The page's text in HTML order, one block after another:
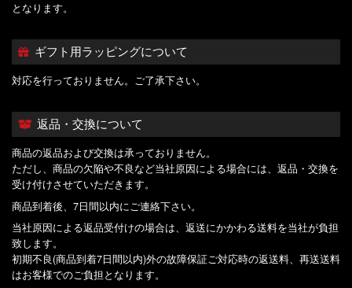
となります。
ギフト用ラッピングについて
対応を行っておりません。ご了承下さい。
返品・交換について
商品の返品および交換は承っておりません。
ただし、商品の欠陥や不良など当社原因による場合には、返品・交換を
受け付けさせていただきます。
商品到着後、7日間以内にご連絡下さい。
当社原因による返品受付けの場合は、返送にかかわる送料を当社が負担
致します。
初期不良(商品到着7日間以内)外の故障保証ご対応時の返送料、再送送料
はお客様でのご負担となります。